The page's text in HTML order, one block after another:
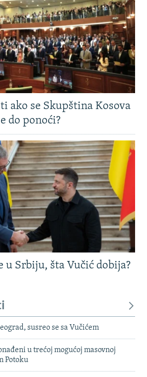
U BIH
ako se Skupština Kosova
do ponoći?
u Srbiju, šta Vučić dobija?
susreo se sa Vučićem
u trećoj mogućoj masovnoj
Potoku